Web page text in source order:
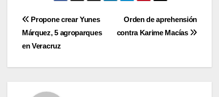
Navegación
de
entradas
Orden de aprehensión
contra Karime Macías
Propone crear Yunes
Márquez, 5 agroparques
en Veracruz